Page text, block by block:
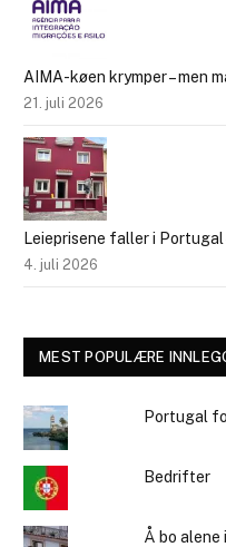
AIMA-køen krymper – men
21. juli 2026
Leieprisene faller i Portugal
4. juli 2026
MEST POPULÆRE
Portugal
Bedrifter
Å bo